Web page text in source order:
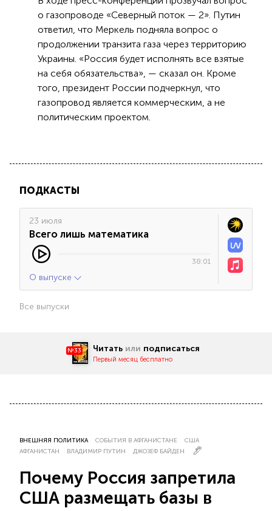
о газопроводе «Северный поток — 2». Путин
ответил, что Меркель подняла вопрос о
продолжении транзита газа через территорию
Украины. «Россия будет исполнять все взятые
на себя обязательства», — сказал он. Кроме
того, президент России подчеркнул, что
газопровод является коммерческим, а не
политическим проектом.
ПОДКАСТЫ
23 июля
Всего лишь математика
38:01
О выпуске
Все выпуски
№33 Читать или подписаться
Первый месяц бесплатно
ВНЕШНЯЯ ПОЛИТИКА СОБЫТИЯ В АФГАНИСТАНЕ
США
АФГАНИСТАН
ВЛАДИМИР ПУТИН ДЖОЗЕФ БАЙДЕН
Почему Россия запретила
США размещать базы в